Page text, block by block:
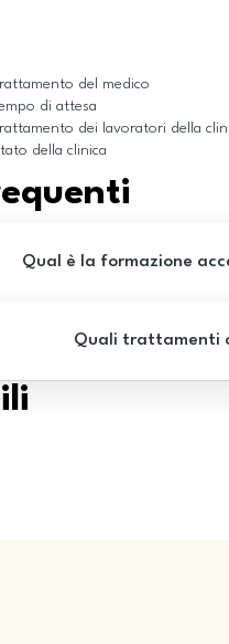
del medico
di attesa
dei lavoratori della
della clinica
Qual è la formazione
Quali trattamenti